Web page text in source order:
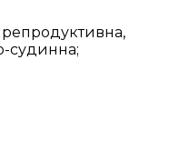
судинна;